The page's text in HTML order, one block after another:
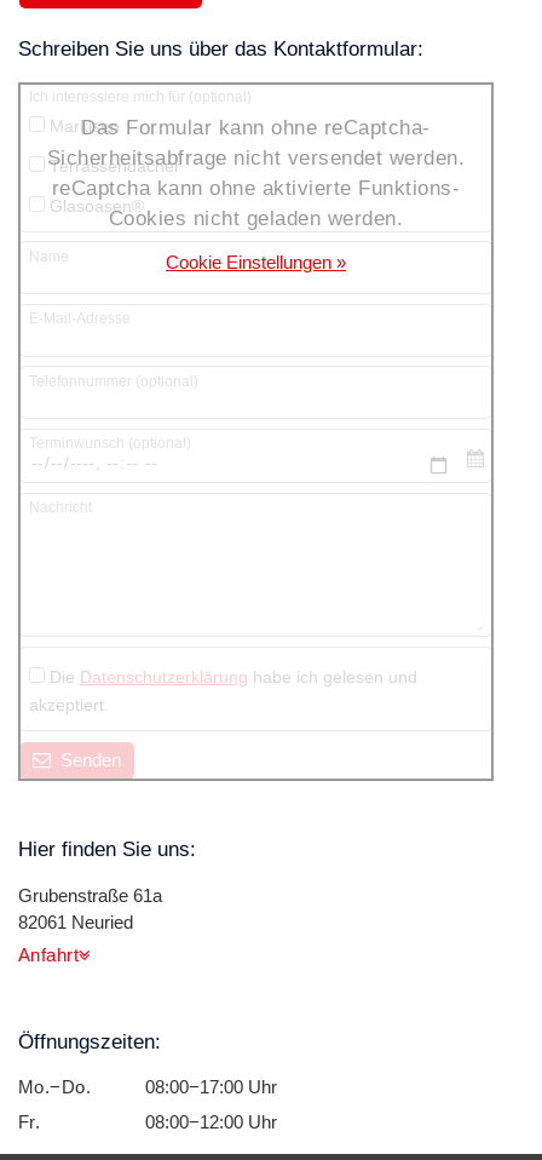
Schreiben Sie uns über das Kontaktformular:
Ich interessiere mich für (optional)
Markisen
Terrassendächer
Glasoasen®
Name
E-Mail-Adresse
Telefonnummer (optional)
Terminwunsch (optional)
Nachricht
Die Datenschutzerklärung habe ich gelesen und
akzeptiert.
Senden
Das Formular kann ohne reCaptcha-
Sicherheitsabfrage nicht versendet werden.
reCaptcha kann ohne aktivierte Funktions-
Cookies nicht geladen werden.
Cookie Einstellungen »
Hier finden Sie uns:
Grubenstraße 61a
82061 Neuried
Anfahrt
Öffnungszeiten:
Mo.−Do.
08:00−17:00 Uhr
Fr.
08:00−12:00 Uhr